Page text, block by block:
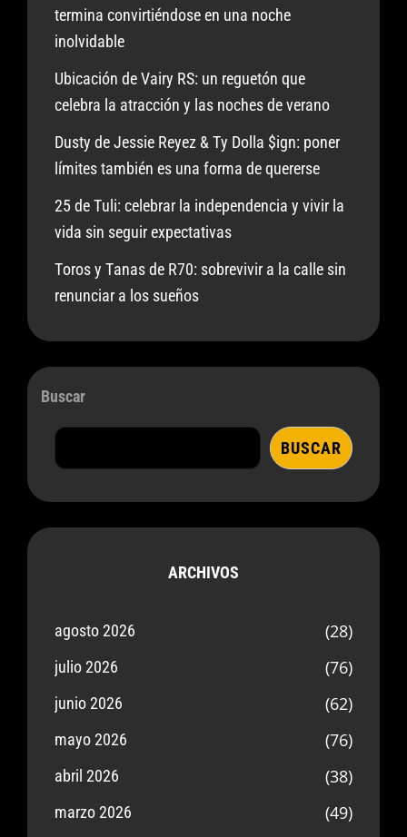
termina convirtiéndose en una noche
inolvidable
Ubicación de Vairy RS: un reguetón que
celebra la atracción y las noches de verano
Dusty de Jessie Reyez & Ty Dolla $ign: poner
límites también es una forma de quererse
25 de Tuli: celebrar la independencia y vivir la
vida sin seguir expectativas
Toros y Tanas de R70: sobrevivir a la calle sin
renunciar a los sueños
Buscar
BUSCAR
ARCHIVOS
agosto 2026 (28)
julio 2026 (76)
junio 2026 (62)
mayo 2026 (76)
abril 2026 (38)
marzo 2026 (49)